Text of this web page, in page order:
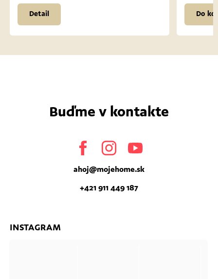
Do košíka
Buďme v kontakte
Facebook Instagram
ahoj@mojehome.sk
+421 911 449 187
INSTAGRAM